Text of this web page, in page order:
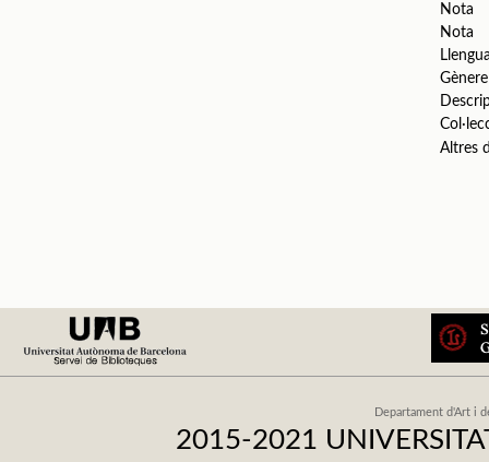
Nota
Nota
Gènere
Altres
Departament d'Art i
2015-2021